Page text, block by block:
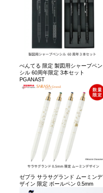
ぺんてる 限定 製図用シャープペン
シル 60周年限定 3本セット
PGANAST
ゼブラ サラサグランド ムーミンデ
ザイン 限定 ボールペン 0.5mm